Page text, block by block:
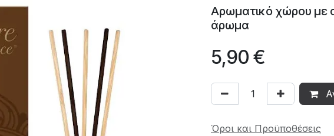
Αρωματικό χώρου με
άρωμα
5,90 €
Όροι και Προϋποθέσεις